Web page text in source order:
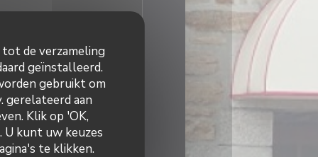
de verzameling
geïnstalleerd.
gebruikt om
gerelateerd aan
Klik op 'OK,
kunt uw keuzes
te klikken.
Gesloten
- 14:00 18:45 - 21:00
- 14:00 18:45 - 21:30